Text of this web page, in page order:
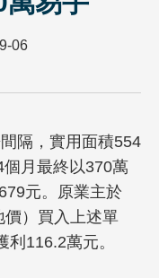
06
隔，實用面積554
月最終以370萬
元。原業主於
價）買入上述單
116.2萬元。